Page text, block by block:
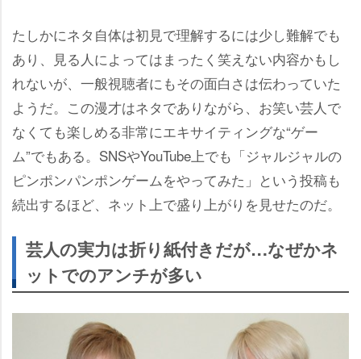
たしかにネタ自体は初見で理解するには少し難解でも
あり、見る人によってはまったく笑えない内容かもし
れないが、一般視聴者にもその面白さは伝わっていた
ようだ。この漫才はネタでありながら、お笑い芸人で
なくても楽しめる非常にエキサイティングな“ゲー
ム”でもある。SNSやYouTube上でも「ジャルジャルの
ピンポンパンポンゲームをやってみた」という投稿も
続出するほど、ネット上で盛り上がりを見せたのだ。
芸人の実力は折り紙付きだが…なぜかネ
ットでのアンチが多い